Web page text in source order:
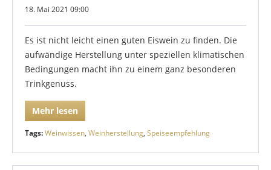
18. Mai 2021 09:00
Es ist nicht leicht einen guten Eiswein zu finden. Die
aufwändige Herstellung unter speziellen klimatischen
Bedingungen macht ihn zu einem ganz besonderen
Trinkgenuss.
Mehr lesen
Tags:Weinwissen, Weinherstellung, Speiseempfehlung